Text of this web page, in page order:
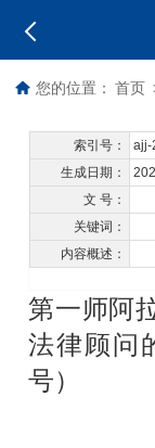
您的位置： 首页
索引号： ajj-
生成日期：
文 号：
关键词：
内容概述：
第一师阿
法律顾问
号）